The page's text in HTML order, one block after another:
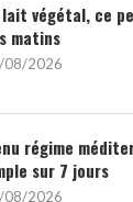
lait végétal, ce
matins
08/2026
régime
sur 7 jours
08/2026